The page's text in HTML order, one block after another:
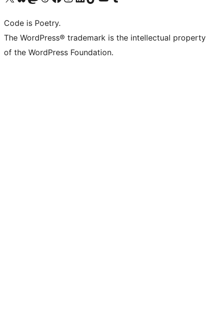
Code is Poetry.
The WordPress® trademark is the intellectual property
of the WordPress Foundation.